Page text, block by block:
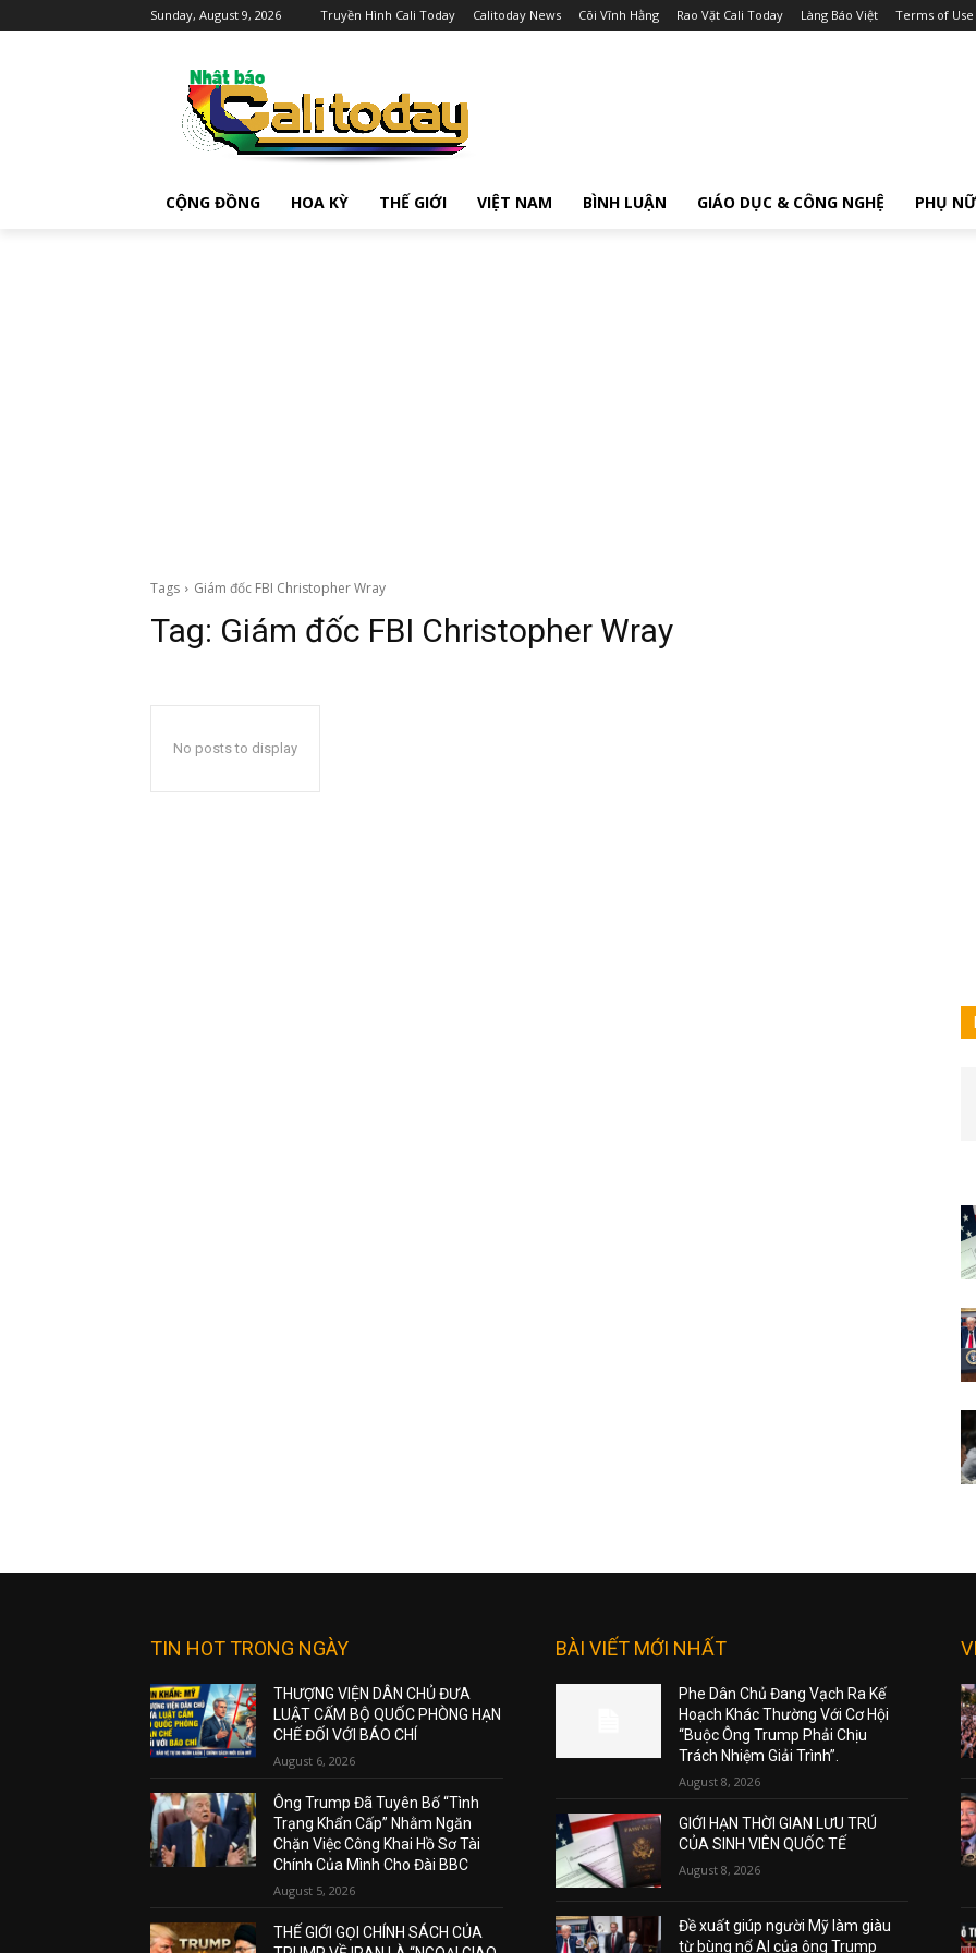
Sunday, August 9, 2026 Truyền Hình Cali Today Calitoday News Cõi Vĩnh Hằng Rao Vặt Cali Today Làng Báo Việt Terms of Use
CỘNG ĐỒNG HOA KỲ THẾ GIỚI VIỆT NAM BÌNH LUẬN GIÁO DỤC & CÔNG NGHỆ PHỤ NỮ
Tags Giám đốc FBI Christopher Wray
Tag: Giám đốc FBI Christopher Wray
No posts to display
TIN HOT TRONG NGÀY
THƯỢNG VIỆN DÂN CHỦ ĐƯA
LUẬT CẤM BỘ QUỐC PHÒNG HẠN
CHẾ ĐỐI VỚI BÁO CHÍ
August 6, 2026
Ông Trump Đã Tuyên Bố “Tình
Trạng Khẩn Cấp” Nhằm Ngăn
Chặn Việc Công Khai Hồ Sơ Tài
Chính Của Mình Cho Đài BBC
August 5, 2026
THẾ GIỚI GỌI CHÍNH SÁCH CỦA
BÀI VIẾT MỚI NHẤT
Phe Dân Chủ Đang Vạch Ra Kế
Hoạch Khác Thường Với Cơ Hội
“Buộc Ông Trump Phải Chịu
Trách Nhiệm Giải Trình”.
August 8, 2026
GIỚI HẠN THỜI GIAN LƯU TRÚ
CỦA SINH VIÊN QUỐC TẾ
August 8, 2026
Đề xuất giúp người Mỹ làm giàu
từ bùng nổ AI của ông Trump